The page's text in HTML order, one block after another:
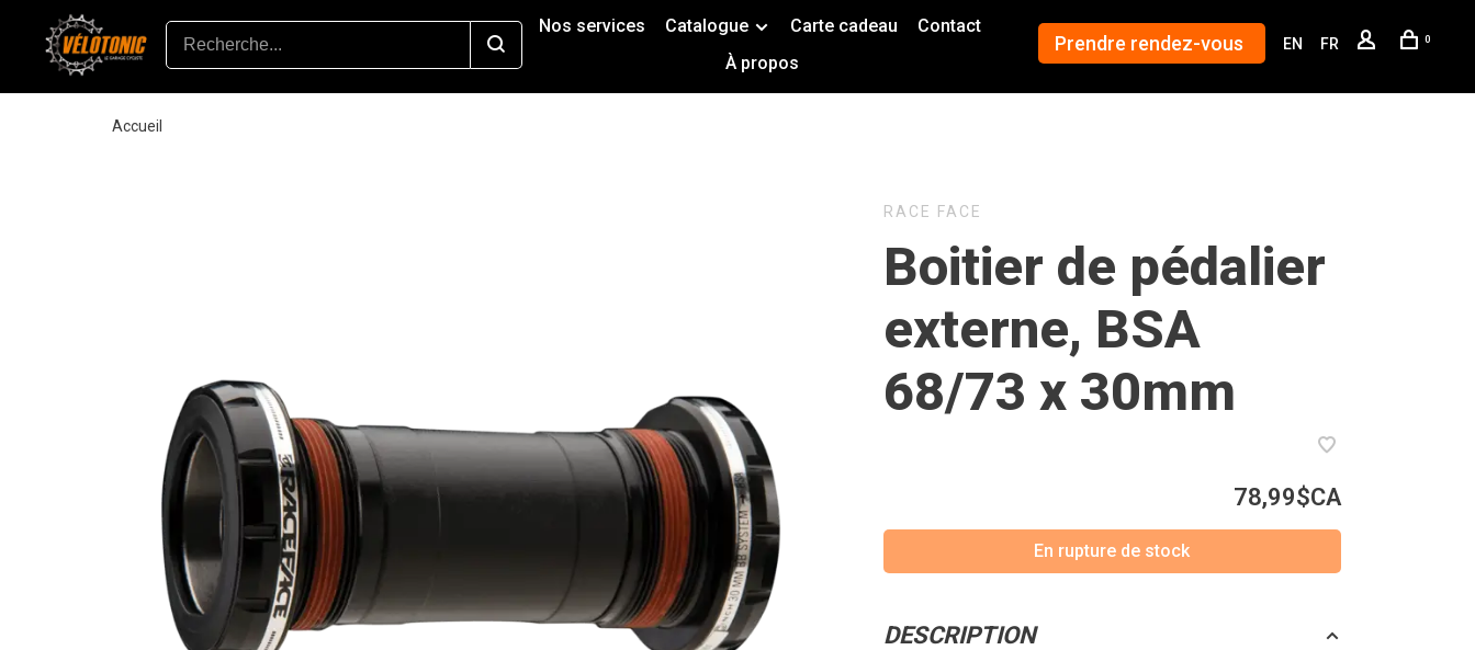
Nos services Catalogue Carte cadeau
Contact
À propos
Prendre rendez-vous EN FR 0
Accueil
RACE FACE
Boitier de pédalier
externe, BSA
68/73 x 30mm
78,99$CA
En rupture de stock
DESCRIPTION